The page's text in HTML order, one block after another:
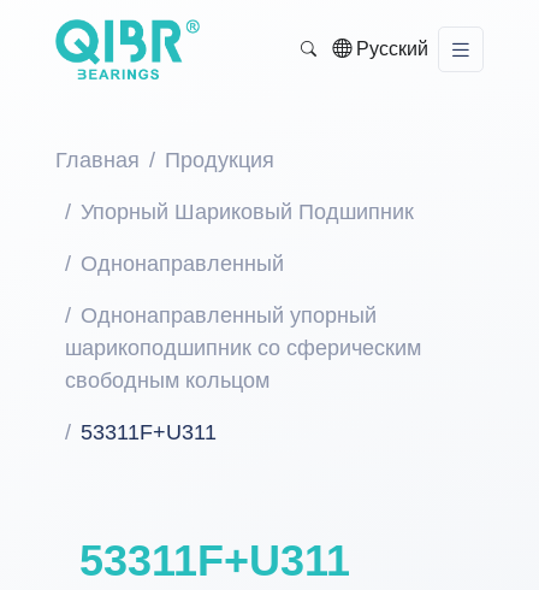
Русский
Главная Продукция
Упорный Шариковый Подшипник
Однонаправленный
Однонаправленный упорный
шарикоподшипник со сферическим
свободным кольцом
53311F+U311
53311F+U311